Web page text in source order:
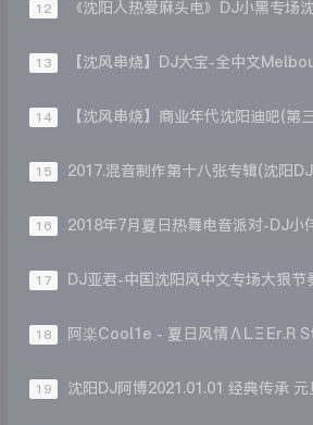
12
13
14
15 2017.混音制作第十八张专辑(沈阳
16 2018年7月夏日热舞电音派对-DJ小
17
18
19 沈阳DJ阿博2021.01.01 经典传承 元